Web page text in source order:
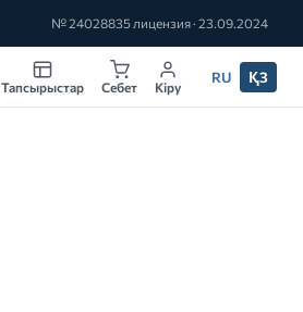
№ 24028835 лицензия · 23.09.2024
Тапсырыстар Себет Кіру
RU ҚЗ